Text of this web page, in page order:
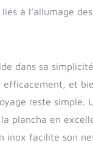
à l’allumage
dans sa
efficacement, et
reste
plancha en
inox facilite son